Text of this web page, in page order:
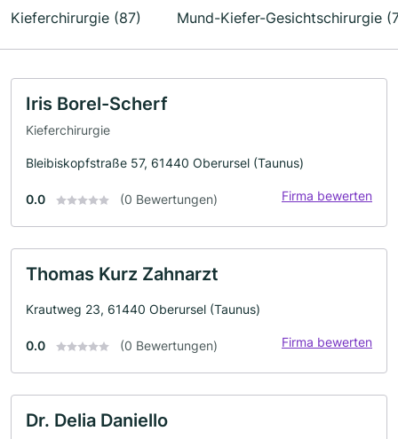
Kieferchirurgie (87) Mund-Kiefer-Gesichtschirurgie
Iris Borel-Scherf
Kieferchirurgie
Bleibiskopfstraße 57, 61440 Oberursel (Taunus)
0.0 (0 Bewertungen) Firma bewerten
Thomas Kurz Zahnarzt
Krautweg 23, 61440 Oberursel (Taunus)
0.0 (0 Bewertungen) Firma bewerten
Dr. Delia Daniello